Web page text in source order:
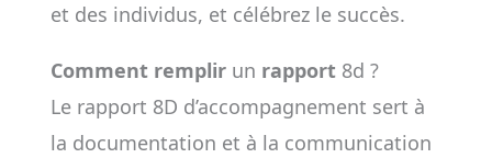
et des individus, et célébrez le succès.
Comment remplirun rapport8d ?
Le rapport 8D d’accompagnement sert à
la documentation et à la communication